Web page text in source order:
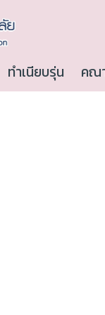
ทำเนียบรุ่น คณ